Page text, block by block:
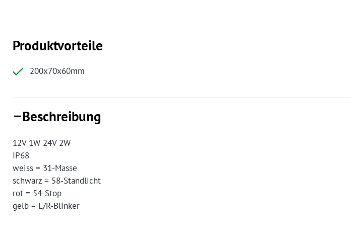
Produktvorteile
200x70x60mm
Beschreibung
12V 1W 24V 2W
IP68
weiss = 31-Masse
schwarz = 58-Standlicht
rot = 54-Stop
gelb = L/R-Blinker